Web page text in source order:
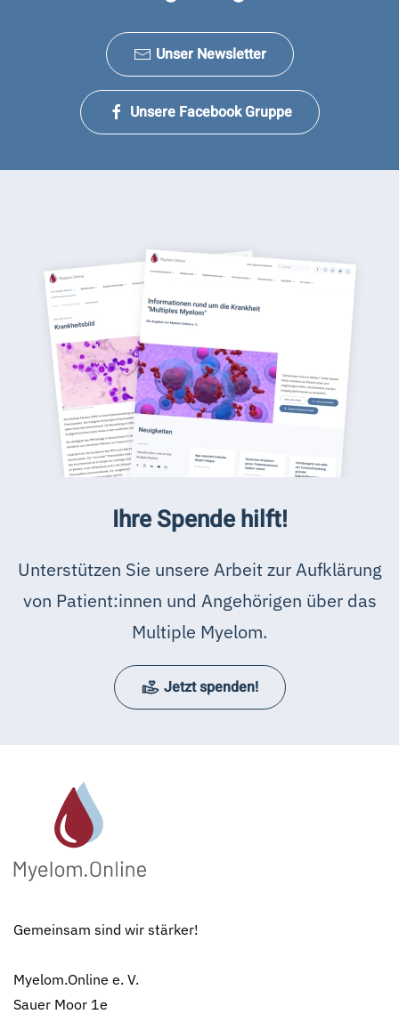
Unser Newsletter
Unsere Facebook Gruppe
Ihre Spende hilft!
Unterstützen Sie unsere Arbeit zur Aufklärung
von Patient:innen und Angehörigen über das
Multiple Myelom.
Jetzt spenden!
Gemeinsam sind wir stärker!
Myelom.Online e. V.
Sauer Moor 1e